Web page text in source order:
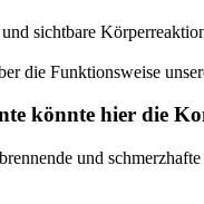
sichtbare
die Funktionsweise
könnte hier die
und